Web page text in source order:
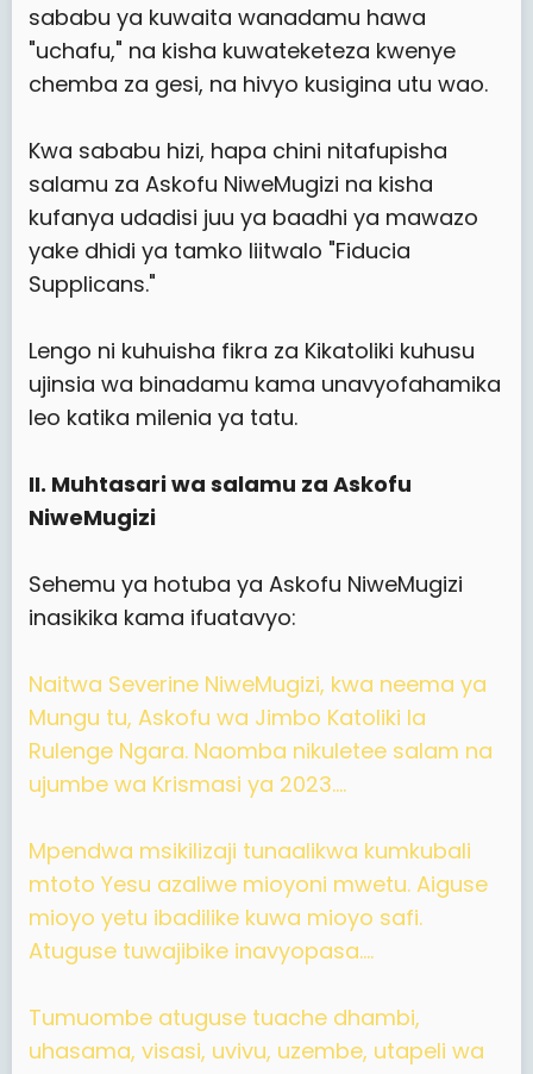
sababu ya kuwaita wanadamu hawa
"uchafu," na kisha kuwateketeza kwenye
chemba za gesi, na hivyo kusigina utu wao.
Kwa sababu hizi, hapa chini nitafupisha
salamu za Askofu NiweMugizi na kisha
kufanya udadisi juu ya baadhi ya mawazo
yake dhidi ya tamko liitwalo "Fiducia
Supplicans."
Lengo ni kuhuisha fikra za Kikatoliki kuhusu
ujinsia wa binadamu kama unavyofahamika
leo katika milenia ya tatu.
II. Muhtasari wa salamu za Askofu
NiweMugizi
Sehemu ya hotuba ya Askofu NiweMugizi
inasikika kama ifuatavyo:
Naitwa Severine NiweMugizi, kwa neema ya
Mungu tu, Askofu wa Jimbo Katoliki la
Rulenge Ngara. Naomba nikuletee salam na
ujumbe wa Krismasi ya 2023....
Mpendwa msikilizaji tunaalikwa kumkubali
mtoto Yesu azaliwe mioyoni mwetu. Aiguse
mioyo yetu ibadilike kuwa mioyo safi.
Atuguse tuwajibike inavyopasa....
Tumuombe atuguse tuache dhambi,
uhasama, visasi, uvivu, uzembe, utapeli wa